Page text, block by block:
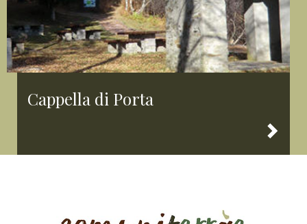
Cappella di Porta